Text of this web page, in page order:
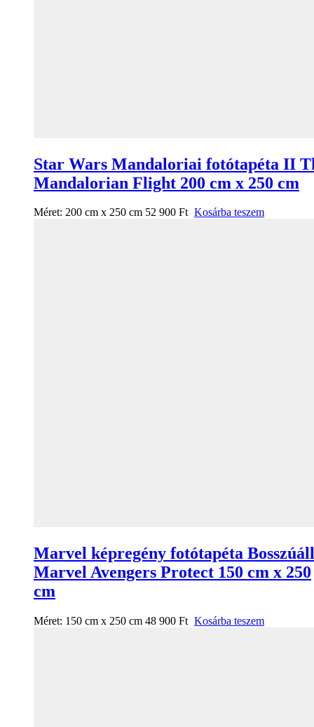
Star Wars Mandaloriai fotótapéta II
Mandalorian Flight 200 cm x 250 cm
Méret: 200 cm x 250 cm 52 900 Ft Kosárba teszem
Marvel képregény fotótapéta
Marvel Avengers Protect 150 cm x 250
cm
Méret: 150 cm x 250 cm 48 900 Ft Kosárba teszem